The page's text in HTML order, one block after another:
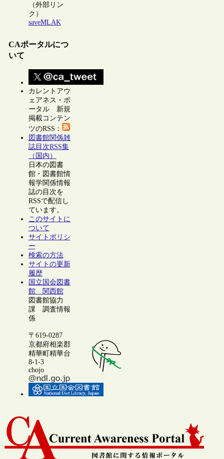
（外部リン
ク）
saveMLAK
CAポータルにつ
いて
カレントアウ
ェアネス・ポ
ータル 新規
掲載コンテン
ツのRSS：
図書館関係雑
誌目次RSS集
（国内）
日本の図書
館・図書館情
報学関係情報
誌の目次を
RSSで配信し
ています。
このサイトに
ついて
サイトポリシ
ー
検索の方法
サイトの更新
履歴
国立国会図書
館 関西館
図書館協力
課 調査情報
係
〒619-0287
京都府相楽郡
精華町精華台
8-1-3
chojo